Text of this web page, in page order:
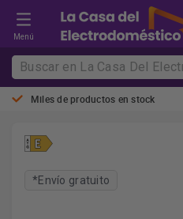
Menú
Miles de productos en stock
*Envío gratuito